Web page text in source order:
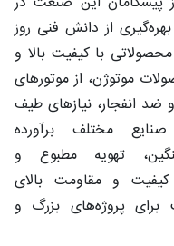
از دانش فنی روز
محصولاتی با کیفیت بالا و
موتوژن، از موتورهای
انفجار، نیازهای طیف
مختلف برآورده
تهویه مطبوع و
و مقاومت بالای
برای پروژه‌های بزرگ و